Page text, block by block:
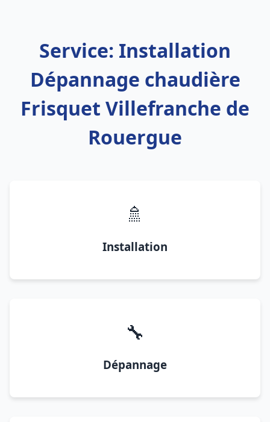
Service: Installation
Dépannage chaudière
Frisquet Villefranche de
Rouergue
🚿
Installation
🔧
Dépannage